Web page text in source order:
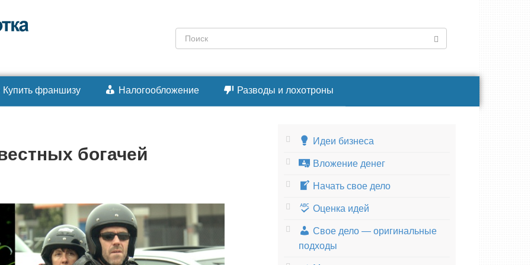
Поиск:
Купить франшизу Налогообложение Разводы и лохотроны
богачей
Идеи бизнеса
Вложение денег
Начать свое дело
Оценка идей
Свое дело — оригинальные
подходы